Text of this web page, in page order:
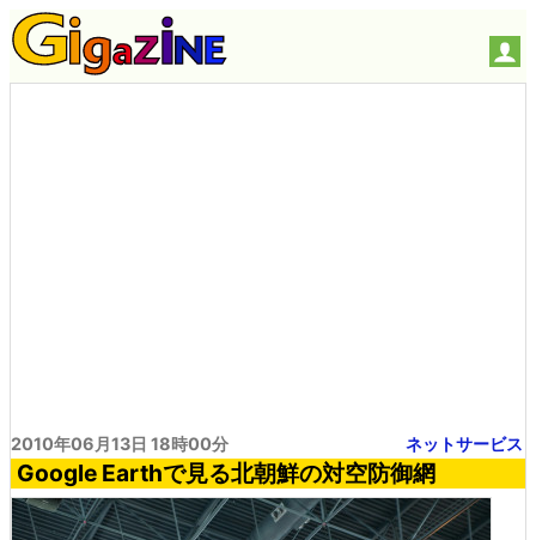
2010年06月13日 18時00分 ネットサービス
Google Earthで見る北朝鮮の対空防御網